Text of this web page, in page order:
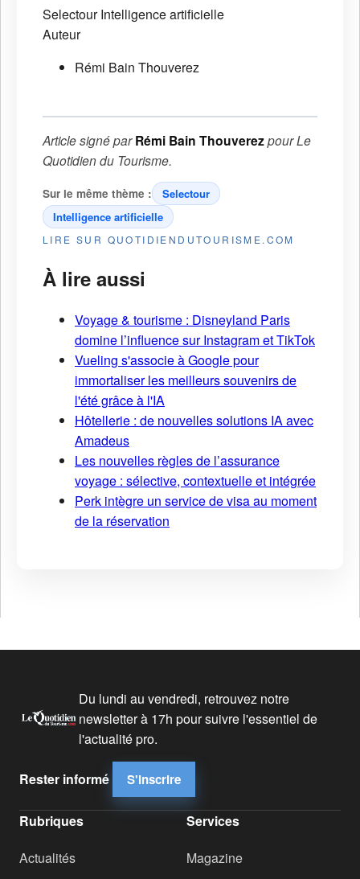
Selectour Intelligence artificielle
Auteur
Rémi Bain Thouverez
Article signé parRémi Bain ThouverezpourLe
Quotidien du Tourisme.
Sur le même thème :
Selectour
Intelligence artificielle
LIRE SUR QUOTIDIENDUTOURISME.COM
À lire aussi
Voyage & tourisme : Disneyland Paris
domine l’influence sur Instagram et TikTok
Vueling s'associe à Google pour
immortaliser les meilleurs souvenirs de
l'été grâce à l'IA
Hôtellerie : de nouvelles solutions IA avec
Amadeus
Les nouvelles règles de l’assurance
voyage : sélective, contextuelle et intégrée
Perk intègre un service de visa au moment
de la réservation
Du lundi au vendredi, retrouvez notre
newsletter à 17h pour suivre l'essentiel de
l'actualité pro.
Rester informé S'inscrire
Rubriques
Actualités
Services
Magazine